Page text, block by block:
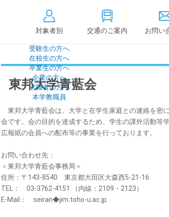
対象者別
受験生の方へ
在校生の方へ
卒業生の方へ
企業の方へ
求職者の方へ
本学教職員
交通のご案内 お問い
校歌
（教学に関する方針）
学生数
情報公開
キャンパス敷地建物面
積・耐震化率
東邦大学青藍会
東邦大学青藍会は、大学と在学生家庭との連絡を密
会です。会の目的を達成するため、学生の課外活動等
広報紙の会員への配布等の事業を行っております。
お問い合わせ先：
＜東邦大学青藍会事務局＞
住所：〒143-8540 東京都大田区大森西5-21-16
TEL： 03-3762-4151 （内線：2109・2123）
E-Mail： seiran◆jim.toho-u.ac.jp